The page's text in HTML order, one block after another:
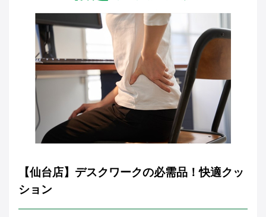
【仙台店】デスクワークの必需品！快適クッ
ション